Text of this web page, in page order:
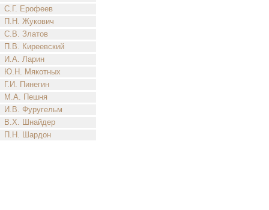
С.Г. Ерофеев
П.Н. Жукович
С.В. Златов
П.В. Киреевский
И.А. Ларин
Ю.Н. Мякотных
Г.И. Пинегин
М.А. Пешня
И.В. Фуругельм
В.Х. Шнайдер
П.Н. Шардон